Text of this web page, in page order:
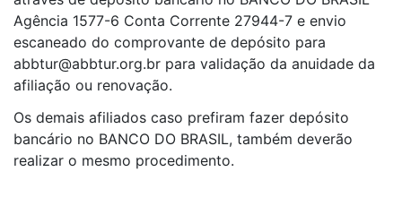
Agência 1577-6 Conta Corrente 27944-7 e envio
escaneado do comprovante de depósito para
abbtur@abbtur.org.br para validação da anuidade da
afiliação ou renovação.
Os demais afiliados caso prefiram fazer depósito
bancário no BANCO DO BRASIL, também deverão
realizar o mesmo procedimento.